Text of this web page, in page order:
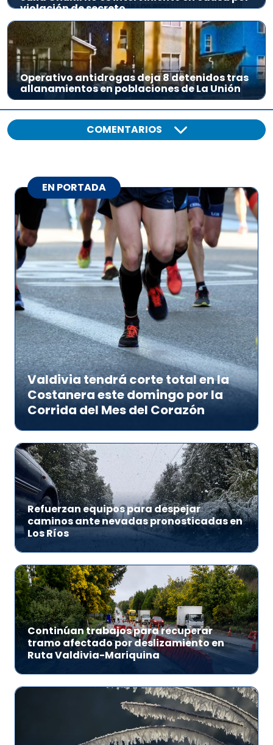
violación de secreto
Operativo antidrogas deja 8 detenidos tras
allanamientos en poblaciones de La Unión
COMENTARIOS
EN PORTADA
Valdivia tendrá corte total en la
Costanera este domingo por la
Corrida del Mes del Corazón
Refuerzan equipos para despejar
caminos ante nevadas pronosticadas en
Los Ríos
Continúan trabajos para recuperar
tramo afectado por deslizamiento en
Ruta Valdivia-Mariquina